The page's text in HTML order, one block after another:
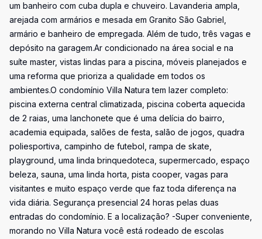
um banheiro com cuba dupla e chuveiro. Lavanderia ampla,
arejada com armários e mesada em Granito São Gabriel,
armário e banheiro de empregada. Além de tudo, três vagas e
depósito na garagem.Ar condicionado na área social e na
suíte master, vistas lindas para a piscina, móveis planejados e
uma reforma que prioriza a qualidade em todos os
ambientes.O condomínio Villa Natura tem lazer completo:
piscina externa central climatizada, piscina coberta aquecida
de 2 raias, uma lanchonete que é uma delícia do bairro,
academia equipada, salões de festa, salão de jogos, quadra
poliesportiva, campinho de futebol, rampa de skate,
playground, uma linda brinquedoteca, supermercado, espaço
beleza, sauna, uma linda horta, pista cooper, vagas para
visitantes e muito espaço verde que faz toda diferença na
vida diária. Segurança presencial 24 horas pelas duas
entradas do condomínio. E a localização? -Super conveniente,
morando no Villa Natura você está rodeado de escolas